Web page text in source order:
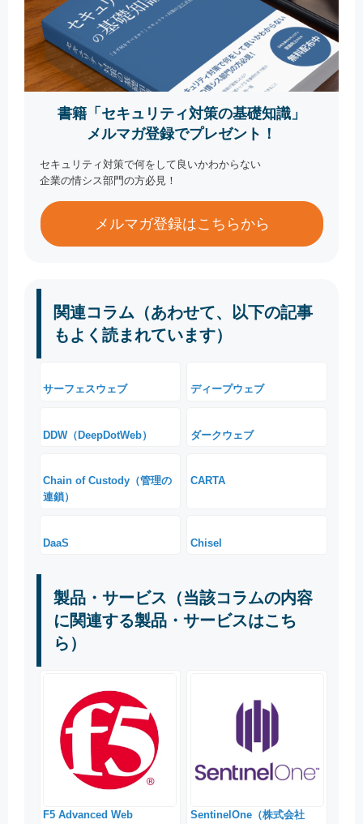
書籍「セキュリティ対策の基礎知識」
メルマガ登録でプレゼント！
セキュリティ対策で何をして良いかわからない
企業の情シス部門の方必見！
メルマガ登録はこちらから
関連コラム（あわせて、以下の記事
もよく読まれています）
サーフェスウェブ ディープウェブ
DDW（DeepDotWeb） ダークウェブ
Chain of Custody（管理の
連鎖）
CARTA
DaaS Chisel
製品・サービス（当該コラムの内容
に関連する製品・サービスはこち
ら）
F5 Advanced Web
SentinelOne（株式会社